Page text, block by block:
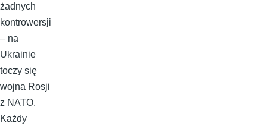
żadnych
kontrowersji
– na
Ukrainie
toczy się
wojna Rosji
z NATO.
Każdy